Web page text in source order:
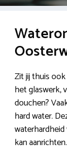
Zit jij thuis
het glaswerk,
douchen?
hard water.
kan